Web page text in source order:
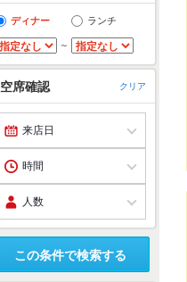
ディナー ランチ
～
空席確認 クリア
この条件で検索する